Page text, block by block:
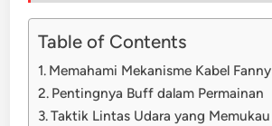
Table of Contents
Memahami Mekanisme Kabel Fanny
Pentingnya Buff dalam Permainan
Taktik Lintas Udara yang Memukau